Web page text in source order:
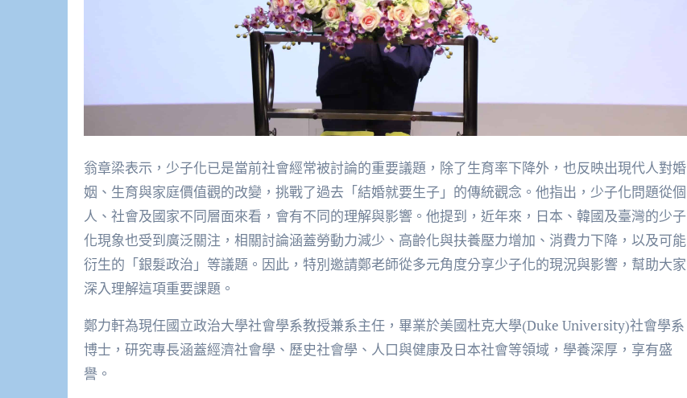
翁章梁表示，少子化已是當前社會經常被討論的重要議題，除了生育率下降外，也反映出現代人對婚
姻、生育與家庭價值觀的改變，挑戰了過去「結婚就要生子」的傳統觀念。他指出，少子化問題從個
人、社會及國家不同層面來看，會有不同的理解與影響。他提到，近年來，日本、韓國及臺灣的少子
化現象也受到廣泛關注，相關討論涵蓋勞動力減少、高齡化與扶養壓力增加、消費力下降，以及可能
衍生的「銀髮政治」等議題。因此，特別邀請鄭老師從多元角度分享少子化的現況與影響，幫助大家
深入理解這項重要課題。
鄭力軒為現任國立政治大學社會學系教授兼系主任，畢業於美國杜克大學(Duke University)社會學系
博士，研究專長涵蓋經濟社會學、歷史社會學、人口與健康及日本社會等領域，學養深厚，享有盛
譽。